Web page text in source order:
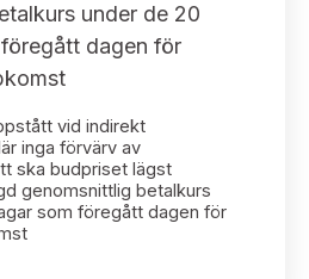
publiceringsdatum
årsvis
marknader och vissa
och uttalanden
under de 20
dagen för
vid indirekt
inga förvärv av
ska budpriset lägst
genomsnittlig betalkurs
som föregått dagen för